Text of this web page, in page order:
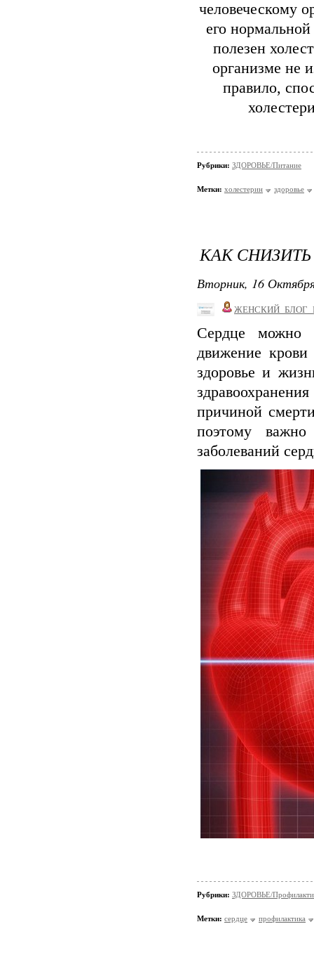
человеческому
его
полезен
организме не
правило,
Рубрики: ЗДОРОВЬЕ/Питание
Метки: холестерин здоровье
КАК
Вторник, 16
Сердце можно
движение крови
здоровье и
причиной
поэтому важно
заболеваний
Рубрики: ЗДОРОВЬЕ/
Метки: сердце профилактика